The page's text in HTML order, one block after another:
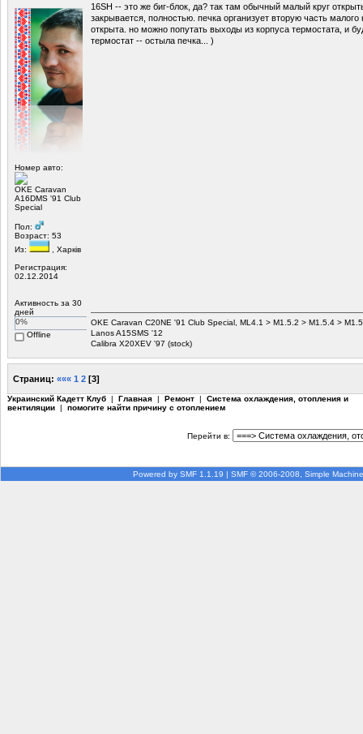
Номер авто:
OKE Caravan
A16DMS '91 Club
Special
Пол:
Возраст: 53
Из:
, Харків
Регистрация:
02.12.2014
Активность за 30
дней
0%
Offline
16SH -- это же биг-блок, да? так там обычный малый круг
закрывается, полностью. печка организует вторую часть малого
открыта. но можно попутать выходы из корпуса термостата, и
термостат -- остыла печка... )
OKE Caravan C20NE '91 Club Special, ML4.1 > M1.5.2 > M1.5.4 >
Lanos A15SMS '12
Calibra X20XEV '97 (stock)
Страниц: ««« 1 2 [3]
Украинский Кадетт Клуб | Главная | Ремонт | Система охлаждения, отопления и
вентиляции | помогите найти причину с отоплением
Перейти в:
Powered by SMF 1.1.19 | SMF © 2006-2008, Simple